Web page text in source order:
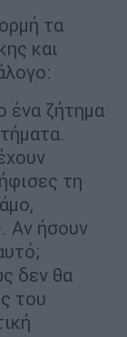
τα
και
ένα ζήτημα
τη
Αν ήσουν
δεν θα
του